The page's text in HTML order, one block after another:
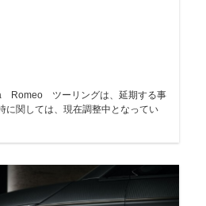
Romeo ツーリングは、延期する事